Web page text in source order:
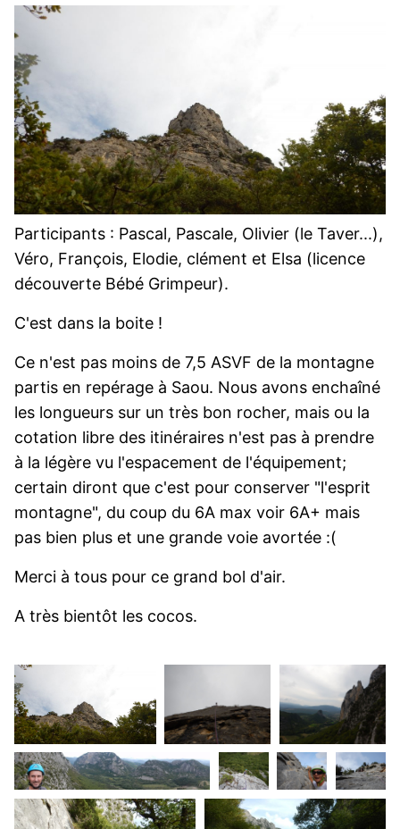
Participants : Pascal, Pascale, Olivier (le Taver...),
Véro, François, Elodie, clément et Elsa (licence
découverte Bébé Grimpeur).
C'est dans la boite !
Ce n'est pas moins de 7,5 ASVF de la montagne
partis en repérage à Saou. Nous avons enchaîné
les longueurs sur un très bon rocher, mais ou la
cotation libre des itinéraires n'est pas à prendre
à la légère vu l'espacement de l'équipement;
certain diront que c'est pour conserver "l'esprit
montagne", du coup du 6A max voir 6A+ mais
pas bien plus et une grande voie avortée :(
Merci à tous pour ce grand bol d'air.
A très bientôt les cocos.